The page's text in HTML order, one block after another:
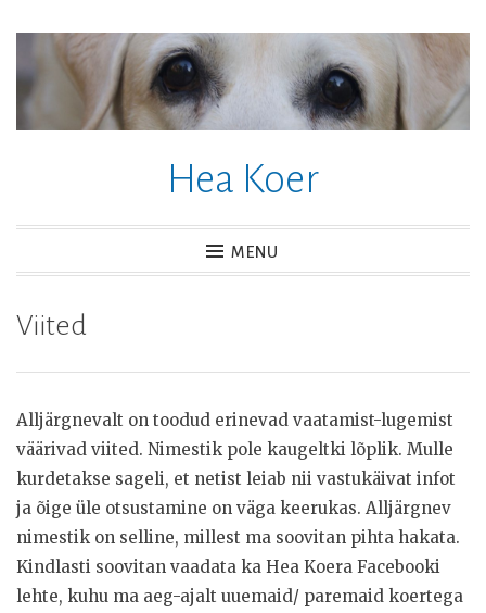
content
Hea Koer
MENU
Viited
Alljärgnevalt on toodud erinevad vaatamist-lugemist
väärivad viited. Nimestik pole kaugeltki lõplik. Mulle
kurdetakse sageli, et netist leiab nii vastukäivat infot
ja õige üle otsustamine on väga keerukas. Alljärgnev
nimestik on selline, millest ma soovitan pihta hakata.
Kindlasti soovitan vaadata ka Hea Koera Facebooki
lehte, kuhu ma aeg-ajalt uuemaid/ paremaid koertega